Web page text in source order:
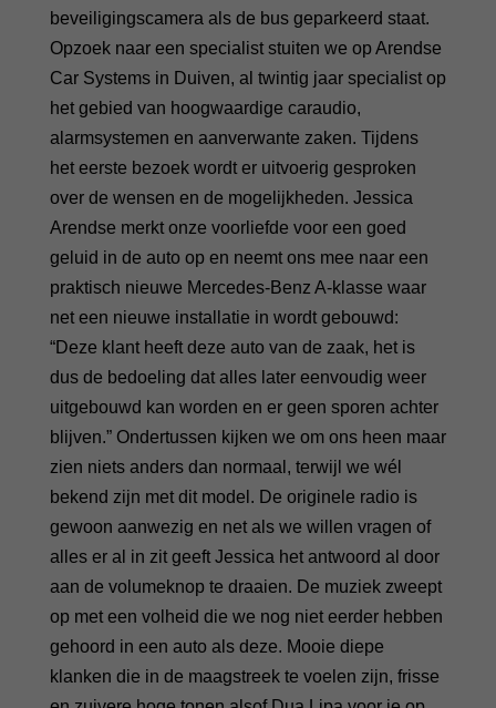
beveiligingscamera als de bus geparkeerd staat.
Opzoek naar een specialist stuiten we op Arendse
Car Systems in Duiven, al twintig jaar specialist op
het gebied van hoogwaardige caraudio,
alarmsystemen en aanverwante zaken. Tijdens
het eerste bezoek wordt er uitvoerig gesproken
over de wensen en de mogelijkheden. Jessica
Arendse merkt onze voorliefde voor een goed
geluid in de auto op en neemt ons mee naar een
praktisch nieuwe Mercedes-Benz A-klasse waar
net een nieuwe installatie in wordt gebouwd:
“Deze klant heeft deze auto van de zaak, het is
dus de bedoeling dat alles later eenvoudig weer
uitgebouwd kan worden en er geen sporen achter
blijven.” Ondertussen kijken we om ons heen maar
zien niets anders dan normaal, terwijl we wél
bekend zijn met dit model. De originele radio is
gewoon aanwezig en net als we willen vragen of
alles er al in zit geeft Jessica het antwoord al door
aan de volumeknop te draaien. De muziek zweept
op met een volheid die we nog niet eerder hebben
gehoord in een auto als deze. Mooie diepe
klanken die in de maagstreek te voelen zijn, frisse